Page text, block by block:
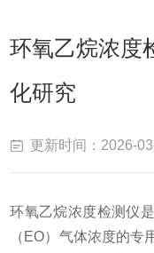
环氧乙烷浓度
化研究
更新时间：2026-
环氧乙烷浓度检测仪
（EO）气体浓度的